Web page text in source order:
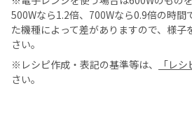
500Wなら1.2倍、700Wなら0.9倍の時間
た機種によって差がありますので、様子
さい。
※レシピ作成・表記の基準等は、
「レ
さい。